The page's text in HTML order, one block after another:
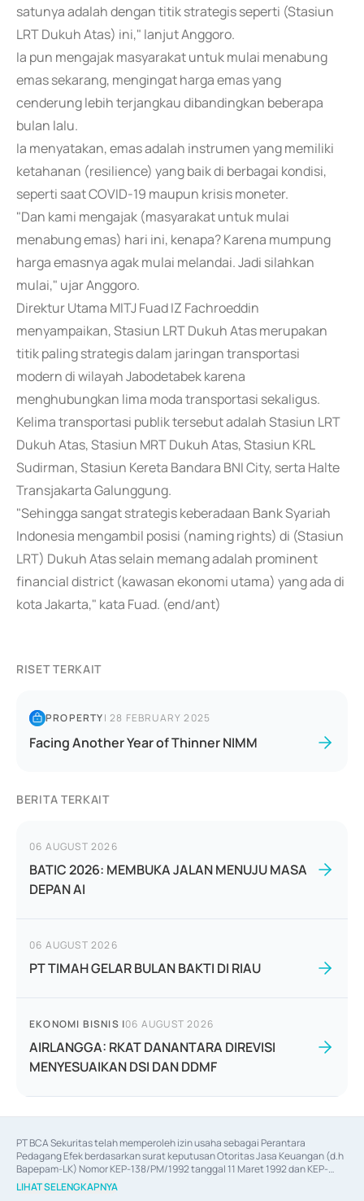
satunya adalah dengan titik strategis seperti (Stasiun
LRT Dukuh Atas) ini," lanjut Anggoro.
Ia pun mengajak masyarakat untuk mulai menabung
emas sekarang, mengingat harga emas yang
cenderung lebih terjangkau dibandingkan beberapa
bulan lalu.
Ia menyatakan, emas adalah instrumen yang memiliki
ketahanan (resilience) yang baik di berbagai kondisi,
seperti saat COVID-19 maupun krisis moneter.
"Dan kami mengajak (masyarakat untuk mulai
menabung emas) hari ini, kenapa? Karena mumpung
harga emasnya agak mulai melandai. Jadi silahkan
mulai," ujar Anggoro.
Direktur Utama MITJ Fuad IZ Fachroeddin
menyampaikan, Stasiun LRT Dukuh Atas merupakan
titik paling strategis dalam jaringan transportasi
modern di wilayah Jabodetabek karena
menghubungkan lima moda transportasi sekaligus.
Kelima transportasi publik tersebut adalah Stasiun LRT
Dukuh Atas, Stasiun MRT Dukuh Atas, Stasiun KRL
Sudirman, Stasiun Kereta Bandara BNI City, serta Halte
Transjakarta Galunggung.
"Sehingga sangat strategis keberadaan Bank Syariah
Indonesia mengambil posisi (naming rights) di (Stasiun
LRT) Dukuh Atas selain memang adalah prominent
financial district (kawasan ekonomi utama) yang ada di
kota Jakarta," kata Fuad. (end/ant)
RISET TERKAIT
PROPERTY|28 FEBRUARY 2025
Facing Another Year of Thinner NIMM
BERITA TERKAIT
06 AUGUST 2026
BATIC 2026: MEMBUKA JALAN MENUJU MASA
DEPAN AI
06 AUGUST 2026
PT TIMAH GELAR BULAN BAKTI DI RIAU
EKONOMI BISNIS |06 AUGUST 2026
AIRLANGGA: RKAT DANANTARA DIREVISI
MENYESUAIKAN DSI DAN DDMF
PT BCA Sekuritas telah memperoleh izin usaha sebagai Perantara
Pedagang Efek berdasarkan surat keputusan Otoritas Jasa Keuangan (d.h
Bapepam-LK) Nomor KEP-138/PM/1992 tanggal 11 Maret 1992 dan KEP-
06/D.04/2014 tanggal 28 Februari 2014, izin usaha sebagai Penjamin Emisi
Efek berdasarkan surat keputusan Otoritas Jasa Keuangan Nomor KEP-
LIHAT SELENGKAPNYA